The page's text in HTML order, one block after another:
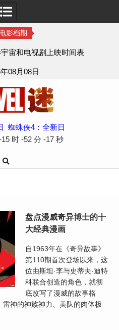
影档期
宙和电视剧上映时间表
08月08日
蜘蛛侠4：全新日
15 时 -52 分 -17 秒
盘点漫威奇异博士的十
大经典漫画
自1963年在《奇异故事》
第110期首次登场以来，这
位由斯坦·李与史蒂夫·迪特
科联合创造的角色，就彻
底改写了漫威的故事格
神的神族神力、美队的肉体极